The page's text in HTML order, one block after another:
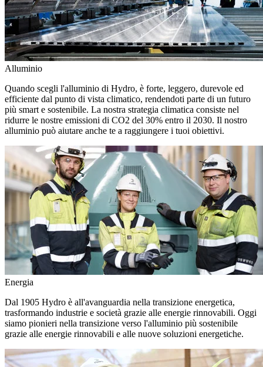
Alluminio
Quando scegli l'alluminio di Hydro, è forte, leggero, durevole ed
efficiente dal punto di vista climatico, rendendoti parte di un futuro
più smart e sostenibile. La nostra strategia climatica consiste nel
ridurre le nostre emissioni di CO2 del 30% entro il 2030. Il nostro
alluminio può aiutare anche te a raggiungere i tuoi obiettivi.
Energia
Dal 1905 Hydro è all'avanguardia nella transizione energetica,
trasformando industrie e società grazie alle energie rinnovabili. Oggi
siamo pionieri nella transizione verso l'alluminio più sostenibile
grazie alle energie rinnovabili e alle nuove soluzioni energetiche.